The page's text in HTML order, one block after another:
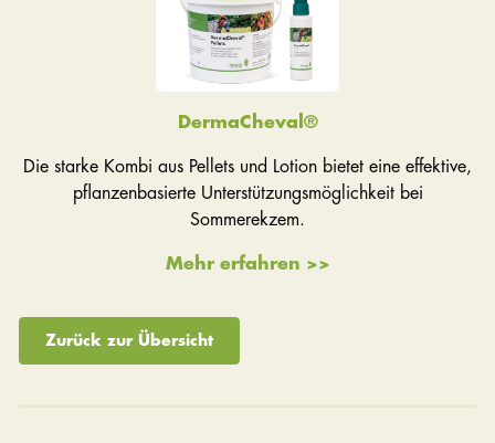
DermaCheval®
Die starke Kombi aus Pellets und Lotion bietet eine effektive,
pflanzenbasierte Unterstützungsmöglichkeit bei
Sommerekzem.
Mehr erfahren >>
Zurück zur Übersicht